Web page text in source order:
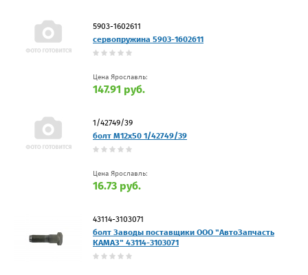
5903-1602611
сервопружина 5903-1602611
Цена Ярославль:
147.91 руб.
1/42749/39
болт М12х50 1/42749/39
Цена Ярославль:
16.73 руб.
43114-3103071
болт Заводы поставщики ООО "АвтоЗапчасть
КАМАЗ" 43114-3103071